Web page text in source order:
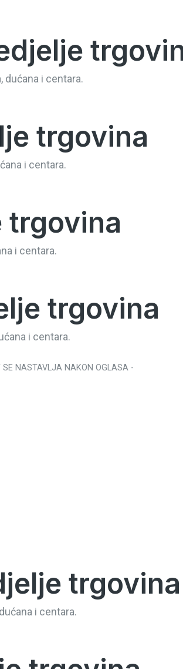
dućana i centara.
trgovina
i centara.
trgovina
i centara.
trgovina
i centara.
SE NASTAVLJA NAKON OGLASA -
trgovina
i centara.